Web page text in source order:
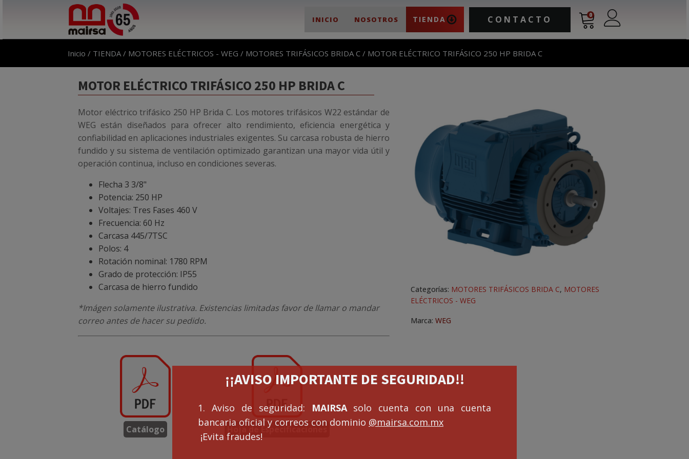
INICIO NOSOTROS TIENDA CONTACTO 0
¡¡AVISO IMPORTANTE DE SEGURIDAD!!
1. Aviso de seguridad: MAIRSAsolo cuenta con una cuenta
bancaria oficial y correos con dominio @mairsa.com.mx
¡Evita fraudes!
Inicio / TIENDA/ MOTORES ELÉCTRICOS - WEG / MOTORES TRIFÁSICOS BRIDA C / MOTOR ELÉCTRICO TRIFÁSICO 250 HP BRIDA C
MOTOR ELÉCTRICO TRIFÁSICO 250 HP BRIDA C
Motor eléctrico trifásico 250 HP Brida C. Los motores trifásicos W22 estándar de
WEG están diseñados para ofrecer alto rendimiento, eficiencia energética y
confiabilidad en aplicaciones industriales exigentes. Su carcasa robusta de hierro
fundido y su sistema de ventilación optimizado garantizan una mayor vida útil y
operación continua, incluso en condiciones severas.
Flecha 3 3/8"
Potencia: 250 HP
Voltajes: Tres Fases 460 V
Frecuencia: 60 Hz
Carcasa 445/7TSC
Polos: 4
Rotación nominal: 1780 RPM
Grado de protección: IP55
Carcasa de hierro fundido
*Imágen solamente ilustrativa. Existencias limitadas favor de llamar o mandar
correo antes de hacer su pedido.
Catálogo Hoja de Especificaciones
Categorías: MOTORES TRIFÁSICOS BRIDA C, MOTORES
ELÉCTRICOS - WEG
Marca: WEG